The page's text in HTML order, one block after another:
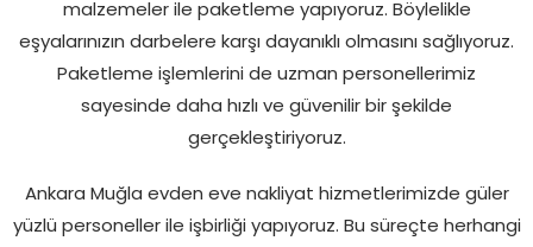
malzemeler ile paketleme yapıyoruz. Böylelikle
eşyalarınızın darbelere karşı dayanıklı olmasını sağlıyoruz.
Paketleme işlemlerini de uzman personellerimiz
sayesinde daha hızlı ve güvenilir bir şekilde
gerçekleştiriyoruz.
Ankara Muğla evden eve nakliyat hizmetlerimizde güler
yüzlü personeller ile işbirliği yapıyoruz. Bu süreçte herhangi